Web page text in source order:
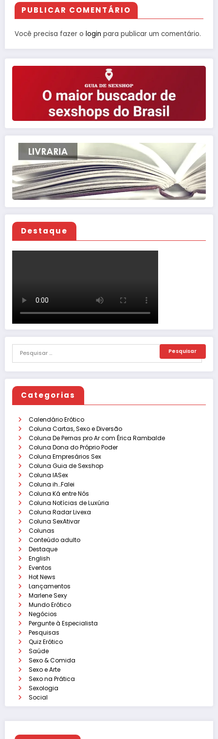
PUBLICAR COMENTÁRIO
Você precisa fazer o login para publicar um comentário.
Destaque
Categorias
Calendário Erótico
Coluna Cartas, Sexo e Diversão
Coluna De Pernas pro Ar com Érica Rambalde
Coluna Dona do Próprio Poder
Coluna Empresários Sex
Coluna Guia de Sexshop
Coluna IASex
Coluna ih…Falei
Coluna Ká entre Nós
Coluna Notícias de Luxúria
Coluna Radar Livexa
Coluna SexAtivar
Colunas
Conteúdo adulto
Destaque
English
Eventos
Hot News
Lançamentos
Marlene Sexy
Mundo Erótico
Negócios
Pergunte à Especialista
Pesquisas
Quiz Erótico
Saúde
Sexo & Comida
Sexo e Arte
Sexo na Prática
Sexologia
Social